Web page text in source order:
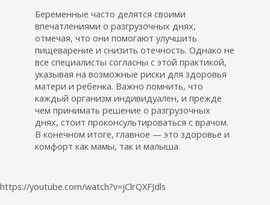
Беременные часто делятся своими
впечатлениями о разгрузочных днях,
отмечая, что они помогают улучшить
пищеварение и снизить отечность. Однако не
все специалисты согласны с этой практикой,
указывая на возможные риски для здоровья
матери и ребенка. Важно помнить, что
каждый организм индивидуален, и прежде
чем принимать решение о разгрузочных
днях, стоит проконсультироваться с врачом.
В конечном итоге, главное — это здоровье и
комфорт как мамы, так и малыша.
https://youtube.com/watch?v=jClrQXFJdls